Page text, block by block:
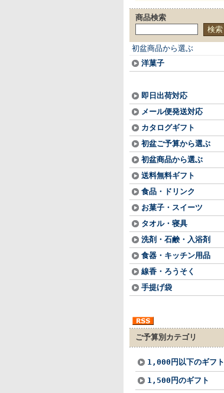
商品検索
初盆商品から選ぶ
洋菓子
即日出荷対応
メール便発送対応
カタログギフト
初盆ご予算から選ぶ
初盆商品から選ぶ
送料無料ギフト
食品・ドリンク
お菓子・スイーツ
タオル・寝具
洗剤・石鹸・入浴剤
食器・キッチン用品
線香・ろうそく
手提げ袋
ご予算別カテゴリ
1,000円以下のギフト
1,500円のギフト